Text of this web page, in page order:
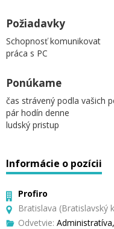
Požiadavky
Schopnosť komunikovat
práca s PC
Ponúkame
čas strávený podla vašich
pár hodín denne
ludský pristup
Informácie o pozícii
Profiro
Bratislava (Bratislavský
Odvetvie: Administratíva,